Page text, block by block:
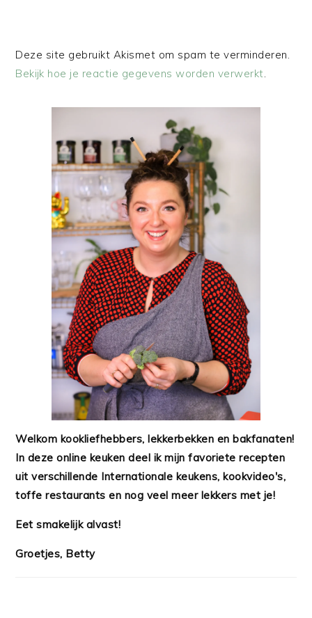
Deze site gebruikt Akismet om spam te verminderen.
Bekijk hoe je reactie gegevens worden verwerkt.
Welkom kookliefhebbers, lekkerbekken en bakfanaten!
In deze online keuken deel ik mijn favoriete recepten
uit verschillende Internationale keukens, kookvideo's,
toffe restaurants en nog veel meer lekkers met je!
Eet smakelijk alvast!
Groetjes, Betty